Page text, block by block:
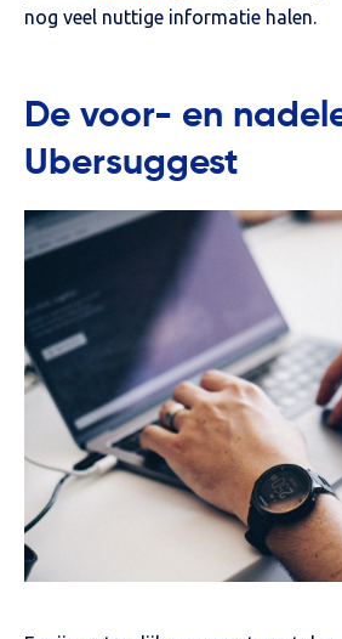
nog veel nuttige informatie halen.
De voor- en
Ubersuggest